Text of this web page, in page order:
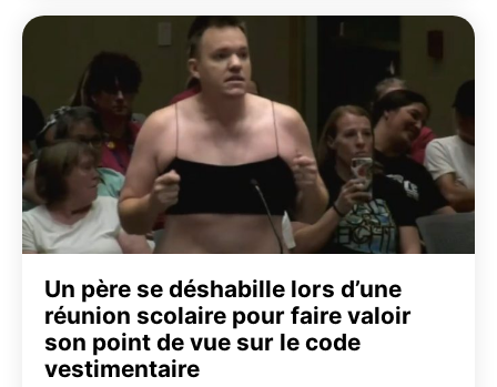
Un père se déshabille lors d’une
réunion scolaire pour faire valoir
son point de vue sur le code
vestimentaire